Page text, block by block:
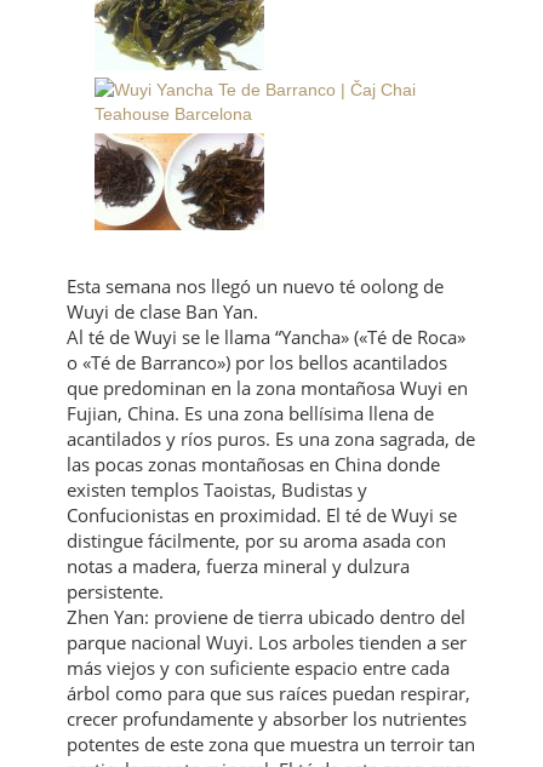
Esta semana nos llegó un nuevo té oolong de
Wuyi de clase Ban Yan.
Al té de Wuyi se le llama “Yancha» («Té de Roca»
o «Té de Barranco») por los bellos acantilados
que predominan en la zona montañosa Wuyi en
Fujian, China. Es una zona bellísima llena de
acantilados y ríos puros. Es una zona sagrada, de
las pocas zonas montañosas en China donde
existen templos Taoistas, Budistas y
Confucionistas en proximidad. El té de Wuyi se
distingue fácilmente, por su aroma asada con
notas a madera, fuerza mineral y dulzura
persistente.
Zhen Yan: proviene de tierra ubicado dentro del
parque nacional Wuyi. Los arboles tienden a ser
más viejos y con suficiente espacio entre cada
árbol como para que sus raíces puedan respirar,
crecer profundamente y absorber los nutrientes
potentes de este zona que muestra un terroir tan